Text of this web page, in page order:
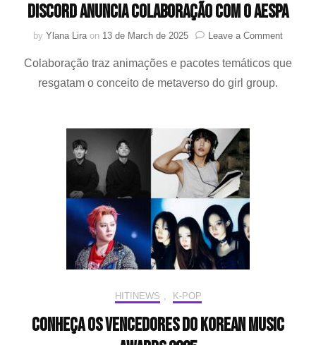
Discord anuncia colaboração com o aespa
by Ylana Lira on 13 de March de 2025 Leave a Commenton
anuncia
Colaboração traz animações e pacotes temáticos que
resgatam o conceito de metaverso do girl group.
HIT!NEWS K-POP
Conheça os vencedores do Korean Music